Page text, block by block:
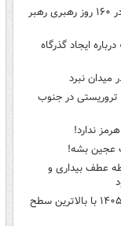
۶ دستاورد بزرگ ایران در ۱۶۰ روز رهبری رهبر
ایجاد گذرگاه
میدان نبرد
در جنوب
ندارد!
عجین بشه!
عطف بیداری و
پورجمشیدیان: اربعین ۱۴۰۵ با بالاترین سطح